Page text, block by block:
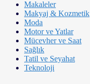
Makaleler
Makyaj & Kozmetik
Moda
Motor ve Yatlar
Mücevher ve Saat
Sağlık
Tatil ve Seyahat
Teknoloji